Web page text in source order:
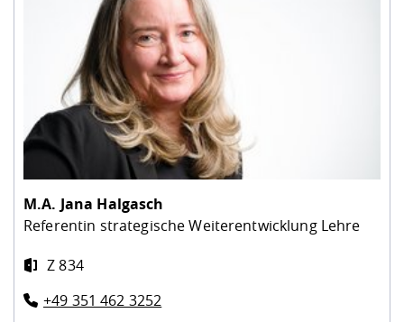
M.A. Jana Halgasch
Referentin strategische Weiterentwicklung Lehre
Z 834
+49 351 462 3252